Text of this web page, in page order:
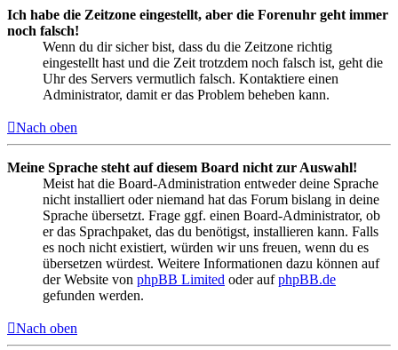
Ich habe die Zeitzone eingestellt, aber die Forenuhr geht immer
noch falsch!
Wenn du dir sicher bist, dass du die Zeitzone richtig
eingestellt hast und die Zeit trotzdem noch falsch ist, geht die
Uhr des Servers vermutlich falsch. Kontaktiere einen
Administrator, damit er das Problem beheben kann.
Nach oben
Meine Sprache steht auf diesem Board nicht zur Auswahl!
Meist hat die Board-Administration entweder deine Sprache
nicht installiert oder niemand hat das Forum bislang in deine
Sprache übersetzt. Frage ggf. einen Board-Administrator, ob
er das Sprachpaket, das du benötigst, installieren kann. Falls
es noch nicht existiert, würden wir uns freuen, wenn du es
übersetzen würdest. Weitere Informationen dazu können auf
der Website von phpBB Limited oder aufphpBB.de
gefunden werden.
Nach oben